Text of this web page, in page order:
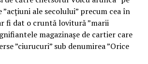
ale secolului” precum cea în
fi dat o cruntă lovitură ”marii
magazinașe de cartier care
”ciurucuri” sub denumirea ”Orice